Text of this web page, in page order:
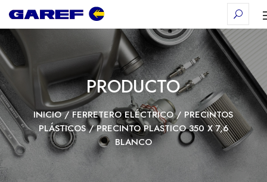
PRODUCTO
INICIO/FERRETERO ELÉCTRICO/ PRECINTOS
PLÁSTICOS/ PRECINTO PLASTICO 350 X 7,6
BLANCO